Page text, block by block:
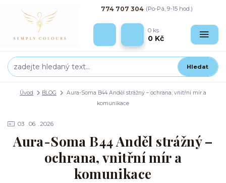
Hledat
774 707 304 (Po-Pá, 9-15 hod.)
0 ks
0 Kč
Úvod BLOG
Aura-Soma B44 Anděl strážný – ochrana, vnitřní mír a
komunikace
03 06 2026
Aura-Soma B44 Anděl strážný –
ochrana, vnitřní mír a
komunikace